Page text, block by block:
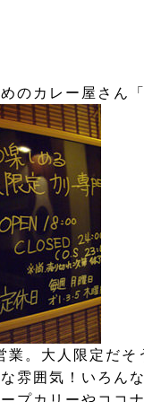
のカレー屋さん
業。大人限定だ
雰囲気！いろん